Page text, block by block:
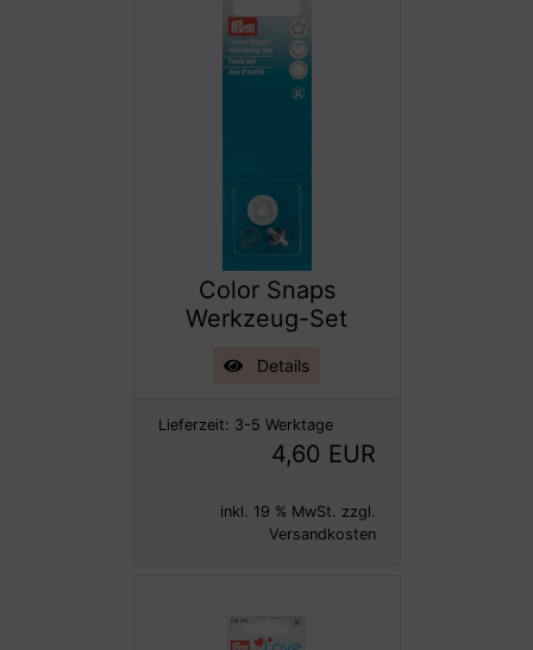
Color Snaps
Werkzeug-Set
Details
Lieferzeit: 3-5 Werktage
4,60 EUR
inkl. 19 % MwSt. zzgl.
Versandkosten